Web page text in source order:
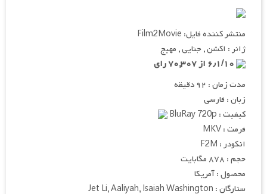
منتشر کننده فایل: Film2Movie
ژانر : اکشن , جنایی , مهیج
مدت زمان : ۹۲ دقیقه
زبان : فارسی
کیفیت : BluRay 720p
فرمت : MKV
انکودر : F2M
حجم : ۸۷۸ مگابایت
محصول : آمریکا
ستارگان : Jet Li, Aaliyah, Isaiah Washington